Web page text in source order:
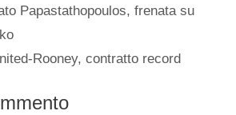
Papastathopoulos, frenata su
Rooney, contratto record